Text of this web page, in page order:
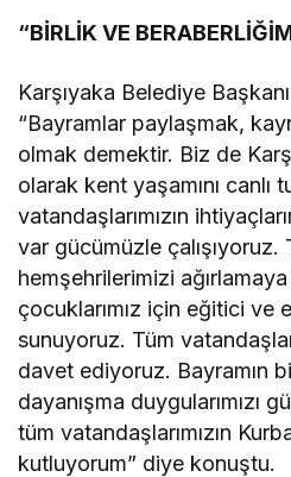
“BİRLİK VE
Karşıyaka Belediye Başkanı
“Bayramlar paylaşmak,
olmak demektir. Biz de
olarak kent yaşamını canlı
vatandaşlarımızın
var gücümüzle çalışıyoruz.
hemşehrilerimizi
çocuklarımız için eğitici ve
sunuyoruz. Tüm
davet ediyoruz. Bayramın
dayanışma duygularımızı
tüm vatandaşlarımızın
kutluyorum” diye konuştu.